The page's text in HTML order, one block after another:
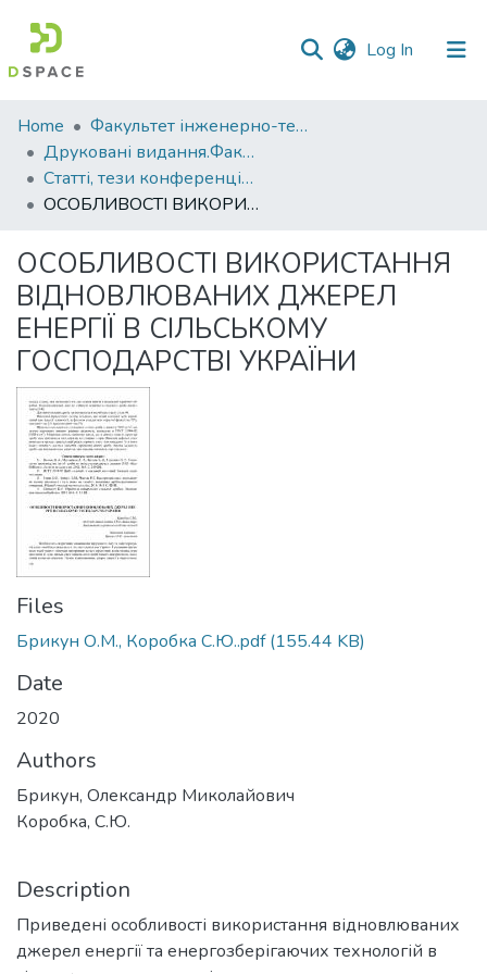
Log In (current)
Communities
&
Collections
All of DSpace
Statistics
Home
Факультет інженерно-технологічний
Друковані видання.Факультет інженерно-технологічний
Статті, тези конференцій. Факультет інженерно-технологічний
ОСОБЛИВОСТІ ВИКОРИСТАННЯ ВІДНОВЛЮВАНИХ ДЖЕРЕЛ ЕНЕРГІЇ В СІЛЬСЬКОМУ ГОСПОДАРСТВІ УКРАЇНИ
ОСОБЛИВОСТІ ВИКОРИСТАННЯ
ВІДНОВЛЮВАНИХ ДЖЕРЕЛ
ЕНЕРГІЇ В СІЛЬСЬКОМУ
ГОСПОДАРСТВІ УКРАЇНИ
Files
Брикун О.М., Коробка С.Ю..pdf(155.44 KB)
Date
2020
Authors
Брикун, Олександр Миколайович
Коробка, С.Ю.
Description
Приведені особливості використання відновлюваних
джерел енергії та енергозберігаючих технологій в